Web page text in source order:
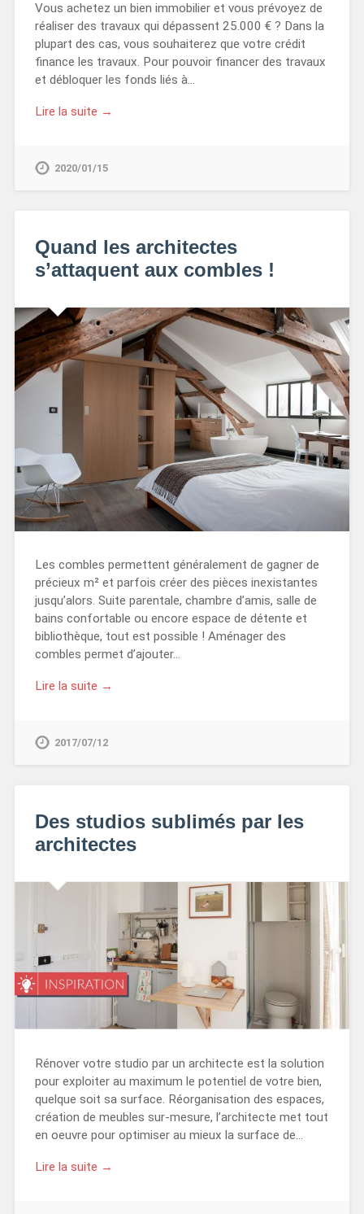
Vous achetez un bien immobilier et vous prévoyez de
réaliser des travaux qui dépassent 25.000 € ? Dans la
plupart des cas, vous souhaiterez que votre crédit
finance les travaux. Pour pouvoir financer des travaux
et débloquer les fonds liés à…
Lire la suite →
2020/01/15
Quand les architectes
s’attaquent aux combles !
Les combles permettent généralement de gagner de
précieux m² et parfois créer des pièces inexistantes
jusqu’alors. Suite parentale, chambre d’amis, salle de
bains confortable ou encore espace de détente et
bibliothèque, tout est possible ! Aménager des
combles permet d’ajouter…
Lire la suite →
2017/07/12
Des studios sublimés par les
architectes
Rénover votre studio par un architecte est la solution
pour exploiter au maximum le potentiel de votre bien,
quelque soit sa surface. Réorganisation des espaces,
création de meubles sur-mesure, l’architecte met tout
en oeuvre pour optimiser au mieux la surface de…
Lire la suite →